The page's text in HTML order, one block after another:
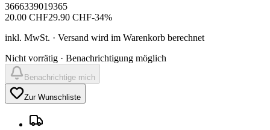
3666339019365
20.00 CHF29.90 CHF-34%
inkl. MwSt. · Versand wird im Warenkorb berechnet
Nicht vorrätig · Benachrichtigung möglich
Benachrichtige mich
Zur Wunschliste